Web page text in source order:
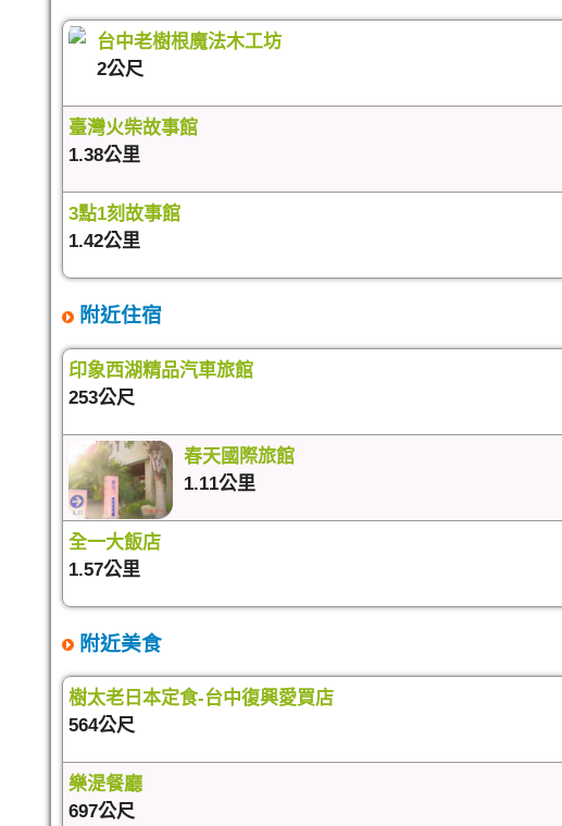
台中老樹根魔法木工坊
2公尺
臺灣火柴故事館
1.38公里
3點1刻故事館
1.42公里
附近住宿
印象西湖精品汽車旅館
253公尺
春天國際旅館
1.11公里
全一大飯店
1.57公里
附近美食
樹太老日本定食-台中復興愛買店
564公尺
樂湜餐廳
697公尺